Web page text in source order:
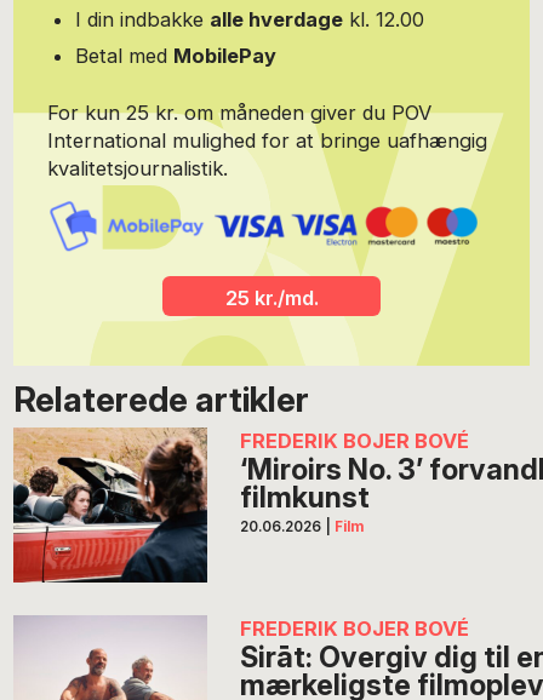
I din indbakke alle hverdage kl. 12.00
Betal med MobilePay
For kun 25 kr. om måneden giver du POV
International mulighed for at bringe uafhængig
kvalitetsjournalistik.
25 kr./md.
Relaterede artikler
FREDERIK BOJER BOVÉ
‘Miroirs No. 3’
filmkunst
20.06.2026 Film
FREDERIK BOJER BOVÉ
Sirāt: Overgiv dig til
mærkeligste